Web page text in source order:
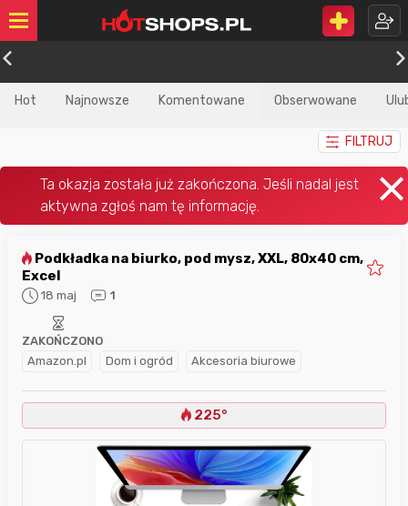
Hot Najnowsze Komentowane Obserwowane
FILTRUJ
Excel
18 maj 1
Amazon.pl Dom i ogród Akcesoria biurowe
ZAKOŃCZONO
225°